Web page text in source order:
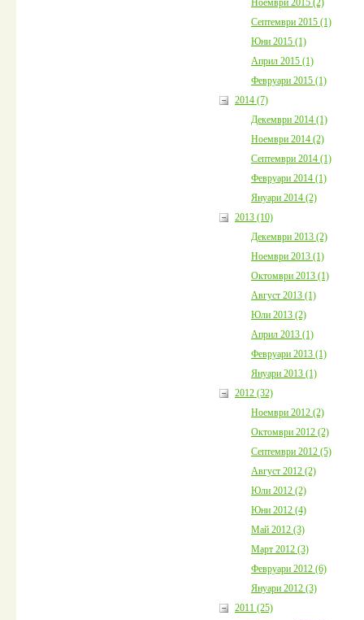
Септември 2015 (1)
Юни 2015 (1)
Април 2015 (1)
Февруари 2015 (1)
2014 (7)
Декември 2014 (1)
Ноември 2014 (2)
Септември 2014 (1)
Февруари 2014 (1)
Януари 2014 (2)
2013 (10)
Декември 2013 (2)
Ноември 2013 (1)
Октомври 2013 (1)
Август 2013 (1)
Юли 2013 (2)
Април 2013 (1)
Февруари 2013 (1)
Януари 2013 (1)
2012 (32)
Ноември 2012 (2)
Октомври 2012 (2)
Септември 2012 (5)
Август 2012 (2)
Юли 2012 (2)
Юни 2012 (4)
Май 2012 (3)
Март 2012 (3)
Февруари 2012 (6)
Януари 2012 (3)
2011 (25)